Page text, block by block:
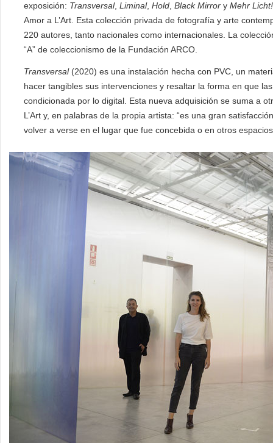
exposic̶ión: Transversal, Liminal, Hold Black Mirror y Mehr Licht!
Amor a L’Art. Esta colección privada de fotografía y arte
220 autores, tanto nacionales como internacionales. La
“A” de coleccionismo de la Fundación ARCO.
Transversal(2020) es una instalación hecha con PVC, un
hacer tangibles sus intervenciones y resaltar la forma en que
condicionada por lo digital. Esta nueva adquisición se suma a
L’Art y, en palabras de la propia artista: “es una gran
volver a verse en el lugar que fue concebida o en otros